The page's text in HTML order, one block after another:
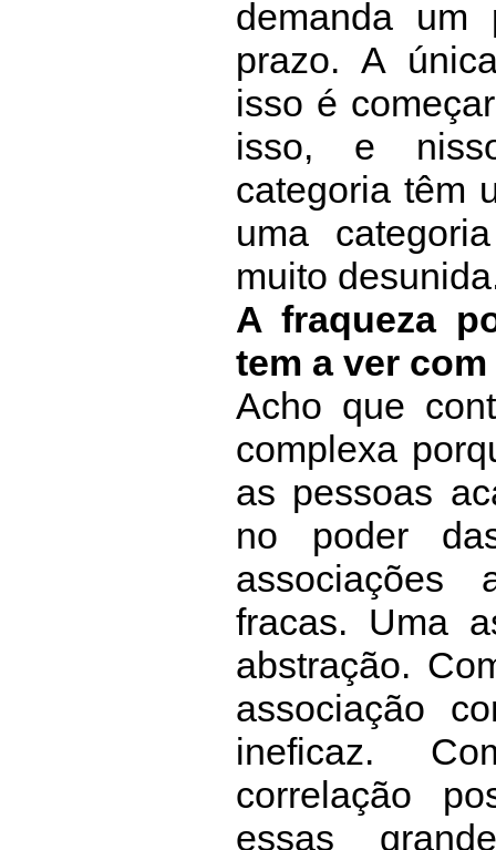
demanda um
prazo. A
isso é
isso, e
categoria têm
uma
muito
A fraqueza
tem a ver
Acho que
complexa
as pessoas
no poder
associações
fracas. Uma
abstração.
associação
ineficaz.
correlação
essas